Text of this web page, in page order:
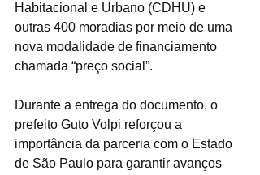
Habitacional e Urbano (CDHU) e
outras 400 moradias por meio de uma
nova modalidade de financiamento
chamada “preço social”.
Durante a entrega do documento, o
prefeito Guto Volpi reforçou a
importância da parceria com o Estado
de São Paulo para garantir avanços